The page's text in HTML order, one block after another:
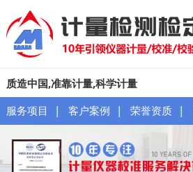
质造中国,准靠计量,科学计量
服务项目 | 客户案例 | 荣誉资质 |